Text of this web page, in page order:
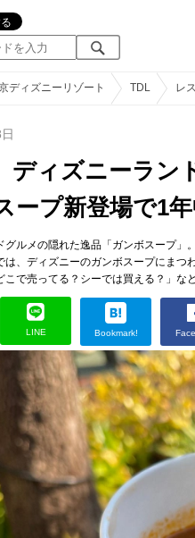
ディズニーリゾート TDL レ
ディズニーラ
ープ新登場で1
グルメの隠れた逸品「ガンボスープ」
は、ディズニーのガンボスープにまつ
こで売ってる？シーでは買える？」
LINE Bookmark!